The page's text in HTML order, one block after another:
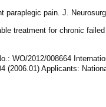
pain. J.
treatment for chronic
WO/2012/008664
(2006.01) Applicants: